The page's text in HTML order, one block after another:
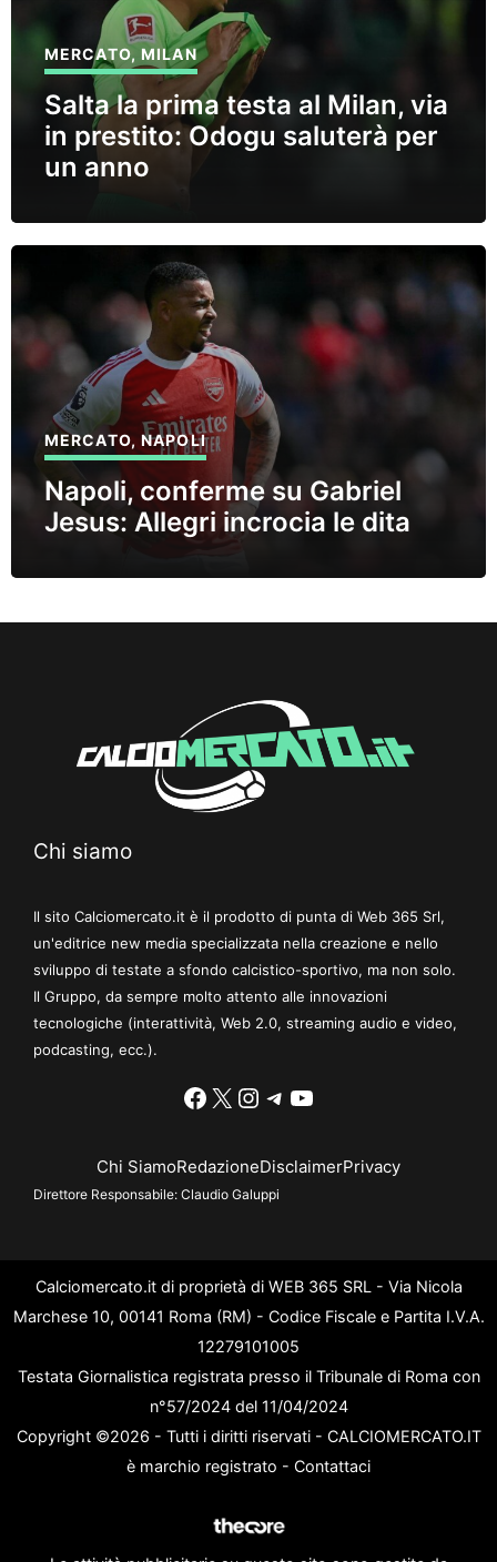
MERCATO, MILAN
Salta la prima testa al Milan, via
in prestito: Odogu saluterà per
un anno
MERCATO,NAPOLI
Napoli, conferme su Gabriel
Jesus: Allegri incrocia le dita
Chi siamo
Il sito Calciomercato.it è il prodotto di punta di Web 365 Srl,
un'editrice new media specializzata nella creazione e nello
sviluppo di testate a sfondo calcistico-sportivo, ma non solo.
Il Gruppo, da sempre molto attento alle innovazioni
tecnologiche (interattività, Web 2.0, streaming audio e video,
podcasting, ecc.).
Facebook
X Instagram
Telegram
YouTube
Chi SiamoRedazioneDisclaimerPrivacy
Direttore Responsabile: Claudio Galuppi
Calciomercato.it di proprietà di WEB 365 SRL - Via Nicola
Marchese 10, 00141 Roma (RM) - Codice Fiscale e Partita I.V.A.
12279101005
Testata Giornalistica registrata presso il Tribunale di Roma con
n°57/2024 del 11/04/2024
Copyright ©2026 - Tutti i diritti riservati - CALCIOMERCATO.IT
è marchio registrato - Contattaci